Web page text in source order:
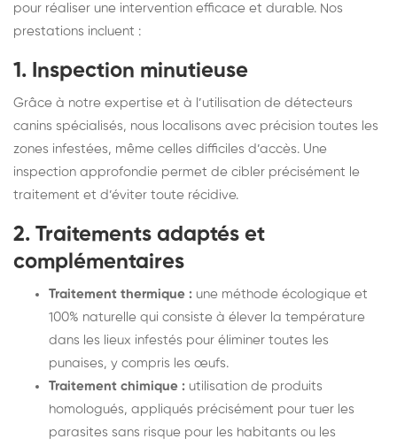
pour réaliser une intervention efficace et durable. Nos
prestations incluent :
1. Inspection minutieuse
Grâce à notre expertise et à l’utilisation de détecteurs
canins spécialisés, nous localisons avec précision toutes les
zones infestées, même celles difficiles d’accès. Une
inspection approfondie permet de cibler précisément le
traitement et d’éviter toute récidive.
2. Traitements adaptés et
complémentaires
Traitement thermique : une méthode écologique et
100% naturelle qui consiste à élever la température
dans les lieux infestés pour éliminer toutes les
punaises, y compris les œufs.
Traitement chimique : utilisation de produits
homologués, appliqués précisément pour tuer les
parasites sans risque pour les habitants ou les